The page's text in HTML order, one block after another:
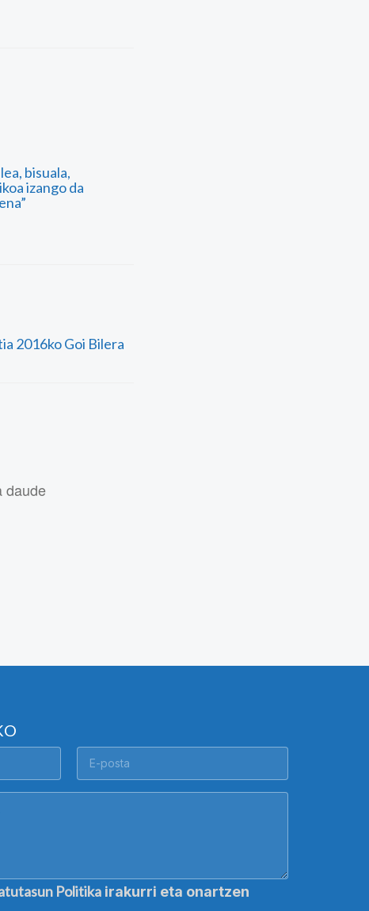
bisuala,
izango da
2016ko Goi Bilera
daude
Politika irakurri eta onartzen